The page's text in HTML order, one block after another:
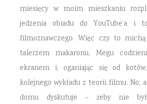
miesięcy w moim mieszkaniu
jedzenia obiadu do YouTube’a i
filmoznawczego. Więc czy to
talerzem makaronu, Megu
ekranem i, oganiając się od
kolejnego wykładu z teorii filmu. No,
domu dyskutuje – żeby nie